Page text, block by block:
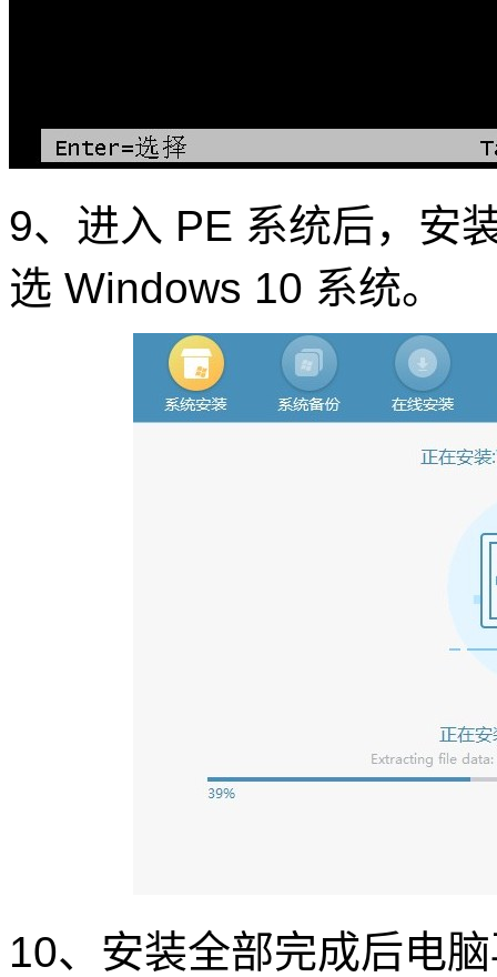
9、进入 PE 系统后，安
选 Windows 10 系统。
10、安装全部完成后电